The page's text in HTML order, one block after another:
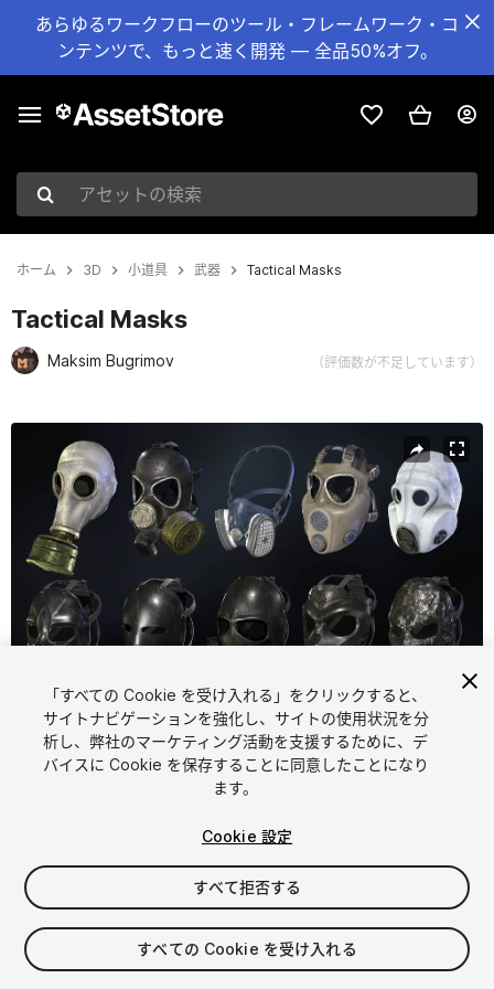
あらゆるワークフローのツール・フレームワーク・コ
ンテンツで、もっと速く開発 — 全品50%オフ。
アセットの検索
ホーム 3D 小道具 武器 Tactical Masks
Tactical Masks
Maksim Bugrimov （評価数が不足しています）
現在のスライド：1 / 4
1 /4
$29.99
消費税は決済時に計算されます
「すべての Cookie を受け入れる」をクリックすると、
サイトナビゲーションを強化し、サイトの使用状況を分
析し、弊社のマーケティング活動を支援するために、デ
バイスに Cookie を保存することに同意したことになり
ます。
Cookie 設定
すべて拒否する
すべての Cookie を受け入れる